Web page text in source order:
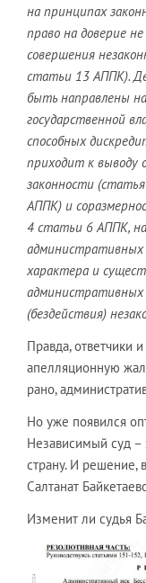
на принципах
право на доверие
совершения
статьи 13 АППК).
быть направлены
государственной
способных
приходит к выводу
законности
АППК) и
4 статьи 6 АППК,
административных
характера и
(бездействия)
Правда, ответчики
апелляционную
рано,
Но уже появился
Независимый суд –
страну. И решение,
Салтанат
Изменит ли судья